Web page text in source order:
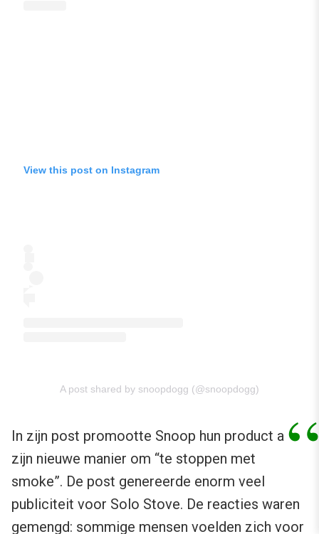
View this post on Instagram
A post shared by snoopdogg (@snoopdogg)
In zijn post promootte Snoop hun product als
zijn nieuwe manier om “te stoppen met
smoke”. De post genereerde enorm veel
publiciteit voor Solo Stove. De reacties waren
gemengd: sommige mensen voelden zich voor